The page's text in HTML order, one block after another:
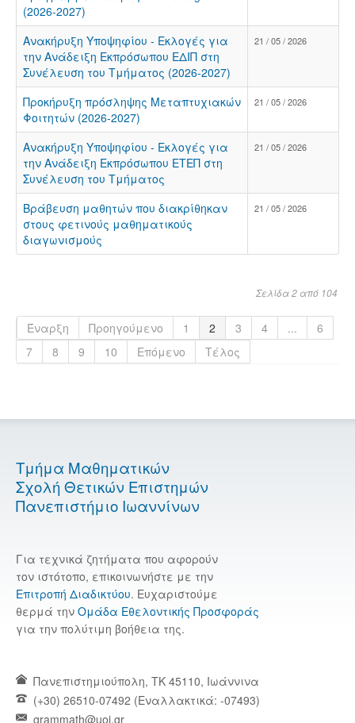
(2026-2027)
Ανακήρυξη Υποψηφίου - Εκλογές για
την Ανάδειξη Εκπρόσωπου ΕΔΙΠ στη
Συνέλευση του Τμήματος (2026-2027)
21 / 05 / 2026
Προκήρυξη πρόσληψης Μεταπτυχιακών
Φοιτητών (2026-2027)
21 / 05 / 2026
Ανακήρυξη Υποψηφίου - Εκλογές για
την Ανάδειξη Εκπρόσωπου ΕΤΕΠ στη
Συνέλευση του Τμήματος
21 / 05 / 2026
Βράβευση μαθητών που διακρίθηκαν
στους φετινούς μαθηματικούς
διαγωνισμούς
21 / 05 / 2026
Σελίδα 2 από 104
Έναρξη Προηγούμενο 1 2 3 4 ...
6
7
8 9 10 Επόμενο Τέλος
Τμήμα Μαθηματικών
Σχολή Θετικών Επιστημών
Πανεπιστήμιο Ιωαννίνων
Για τεχνικά ζητήματα που αφορούν
τον ιστότοπο, επικοινωνήστε με την
Επιτροπή Διαδικτύου. Ευχαριστούμε
θερμά την Ομάδα Εθελοντικής Προσφοράς
για την πολύτιμη βοήθεια της.
Πανεπιστημιούπολη, TK 45110, Ιωάννινα
(+30) 26510-07492 (Εναλλακτικά: -07493)
grammath@uoi.gr